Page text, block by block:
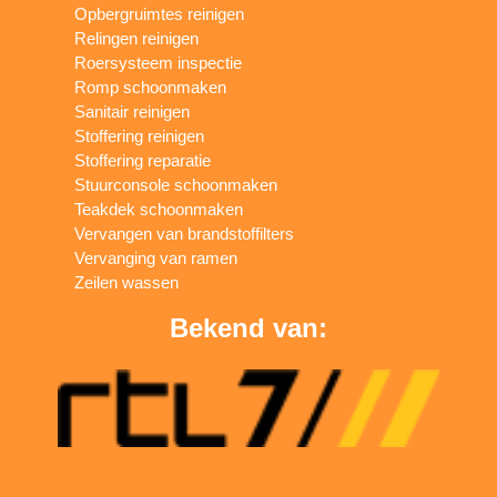
Opbergruimtes reinigen
Relingen reinigen
Roersysteem inspectie
Romp schoonmaken
Sanitair reinigen
Stoffering reinigen
Stoffering reparatie
Stuurconsole schoonmaken
Teakdek schoonmaken
Vervangen van brandstoffilters
Vervanging van ramen
Zeilen wassen
Bekend van: